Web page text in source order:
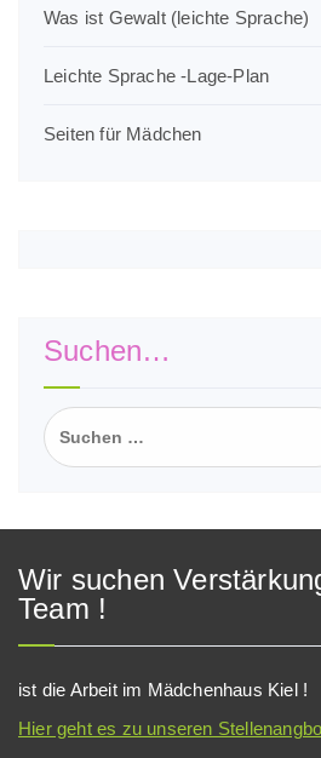
Was ist Gewalt (leichte Sprache)
Leichte Sprache -Lage-Plan
Seiten für Mädchen
Suchen…
Suchen
nach:
Wir suchen
Team !
ist die Arbeit im Mädchenhaus Kiel !
Hier geht es zu unseren